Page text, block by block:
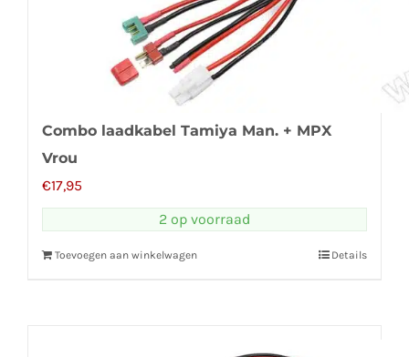
Combo laadkabel Tamiya Man. + MPX
Vrou
€17,95
2 op voorraad
Toevoegen aan winkelwagen Details